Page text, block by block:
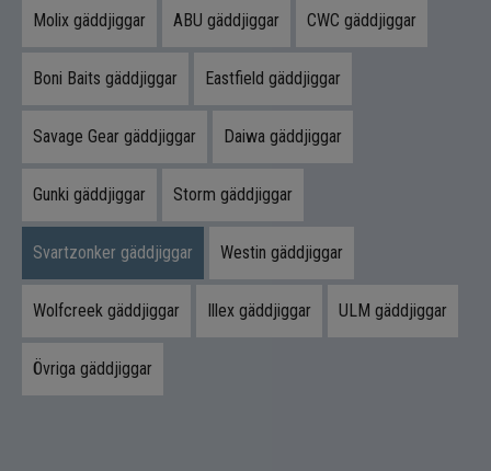
Exceptionell stabilitet i alla hastigheter
Mycket lättfiskat och förlåtande bete
Brett användningsområde – sötvatten
och hav
Hög kvalitet och slitstyrka
Innehåll i paketet
Längd 21 cm
Vikt
Molix gäddjiggar ABU gäddjiggar CWC gäddjiggar
Boni Baits gäddjiggar Eastfield gäddjiggar
Savage Gear gäddjiggar Daiwa gäddjiggar
Gunki gäddjiggar Storm gäddjiggar
Svartzonker gäddjiggar Westin gäddjiggar
Wolfcreek gäddjiggar Illex gäddjiggar ULM gäddjiggar
Övriga gäddjiggar